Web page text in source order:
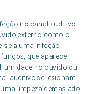
no canal auditivo
externo como o
se a uma infeção
que aparece
no ouvido ou
auditivo se lesionam
limpeza demasiado